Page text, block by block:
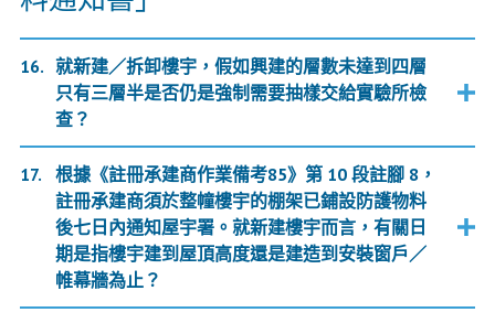
就新建／拆卸樓宇，假如興建的層數未達到四層
只有三層半是否仍是強制需要抽樣交給實驗所檢
查？
根據《註冊承建商作業備考85》第 10 段註腳 8，
註冊承建商須於整幢樓宇的棚架已鋪設防護物料
後七日內通知屋宇署。就新建樓宇而言，有關日
期是指樓宇建到屋頂高度還是建造到安裝窗戶／
帷幕牆為止？